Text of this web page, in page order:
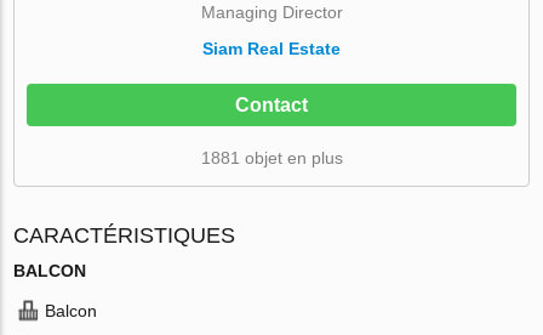
Managing Director
Siam Real Estate
Contact
1881 objet en plus
CARACTÉRISTIQUES
BALCON
Balcon